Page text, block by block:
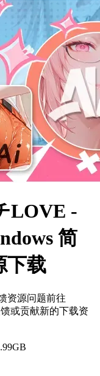
LOVE -
简
下载
资源问题前往
或贡献新的下载资